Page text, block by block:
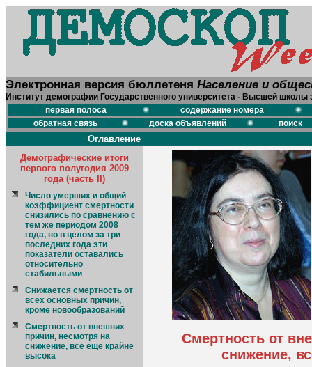
Электронная версия бюллетеня Население и
Институт демографии Государственного университета - Высшей школы
первая полоса
содержание номера
обратная связь
доска объявлений поиск
Оглавление
Демографические итоги
первого полугодия 2009
года (часть II)
Число умерших и общий
коэффициент смертности
снизились по сравнению с
тем же периодом 2008
года, но в целом за три
последних года эти
показатели оставались
относительно
стабильными
Снижается смертность от
всех основных причин,
кроме новообразований
Смертность от внешних
причин, несмотря на
снижение, все еще крайне
высока
Смертность от
снижение,